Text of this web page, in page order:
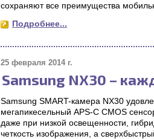
сохраняют все преимущества
Подробнее...
25 февраля 2014 г.
Samsung NX30 –
Samsung SMART-камера NX30
мегапикесельный APS-C CMOS
даже при низкой освещенности,
четкость изображения, а